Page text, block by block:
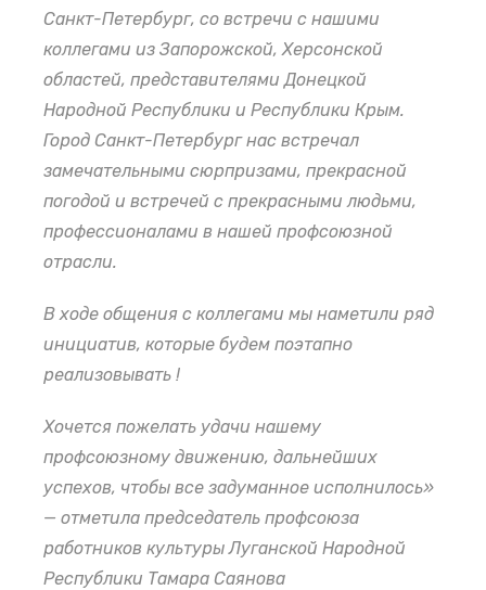
Санкт-Петербург, со встречи с нашими
коллегами из Запорожской, Херсонской
областей, представителями Донецкой
Народной Республики и Республики Крым.
Город Санкт-Петербург нас встречал
замечательными сюрпризами, прекрасной
погодой и встречей с прекрасными людьми,
профессионалами в нашей профсоюзной
отрасли.
В ходе общения с коллегами мы наметили ряд
инициатив, которые будем поэтапно
реализовывать !
Хочется пожелать удачи нашему
профсоюзному движению, дальнейших
успехов, чтобы все задуманное исполнилось»
— отметила председатель профсоюза
работников культуры Луганской Народной
Республики Тамара Саянова